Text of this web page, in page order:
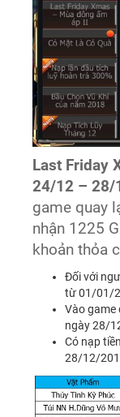
Last Friday
24/12 – 28/
game quay
nhận 1225
khoản thỏa
Đối với
từ 01/01/
Vào game
ngày 28/
Có nạp
28/12/